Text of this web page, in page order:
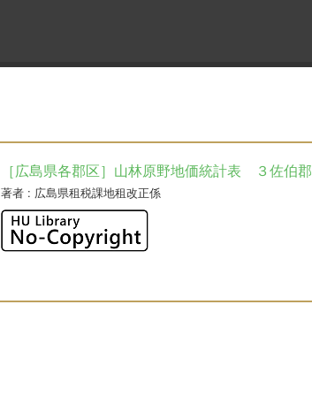
［広島県各郡区］山林原野地価統計表 ３佐伯郡
著者: 広島県租税課地租改正係